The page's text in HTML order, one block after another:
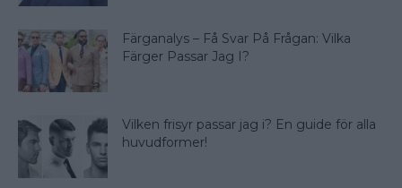
Färganalys – Få Svar På Frågan: Vilka
Färger Passar Jag I?
Vilken frisyr passar jag i? En guide för alla
huvudformer!